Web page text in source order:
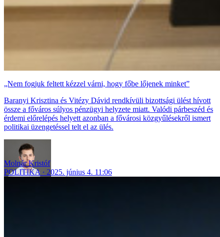
„Nem fogjuk feltett kézzel várni, hogy főbe lőjenek minket”
Baranyi Krisztina és Vitézy Dávid rendkívüli bizottsági ülést hívott
össze a főváros súlyos pénzügyi helyzete miatt. Valódi párbeszéd és
érdemi előrelépés helyett azonban a fővárosi közgyűlésekről ismert
politikai üzengetéssel telt el az ülés.
Molnár Kristóf
POLITIKA
2025. június 4. 11:06